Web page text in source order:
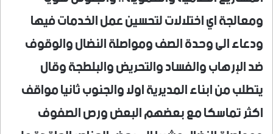
ومعالجة اي اختلالات لتحسين عمل الخدمات فيها
ودعاء الى وحدة الصف ومواصلة النضال والوقوف
ضد الإرهاب والفساد والتحريض والبلطجة وقال
يتطلب من ابناء المديرية اولا والجنوب ثانيا مواقف
اكثر تماسكا مع بعضهم البعض ورص الصفوف